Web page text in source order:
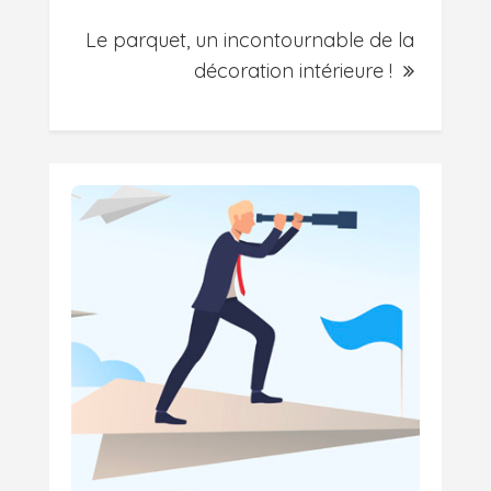
Le parquet, un incontournable de la
décoration intérieure !